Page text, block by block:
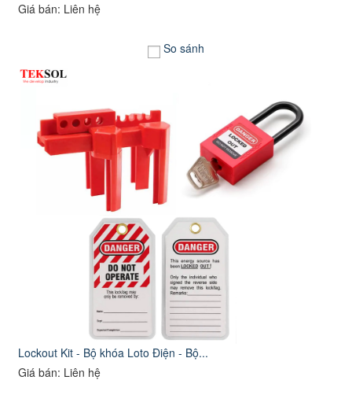
Giá bán: Liên hệ
So sánh
Lockout Kit - Bộ khóa Loto Điện - Bộ...
Giá bán: Liên hệ